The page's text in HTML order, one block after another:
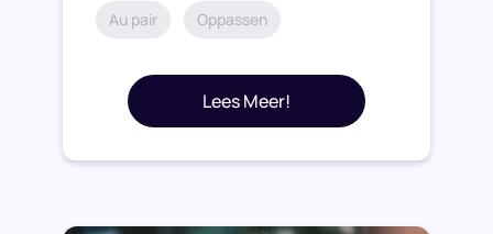
Au pair Oppassen
Lees Meer!